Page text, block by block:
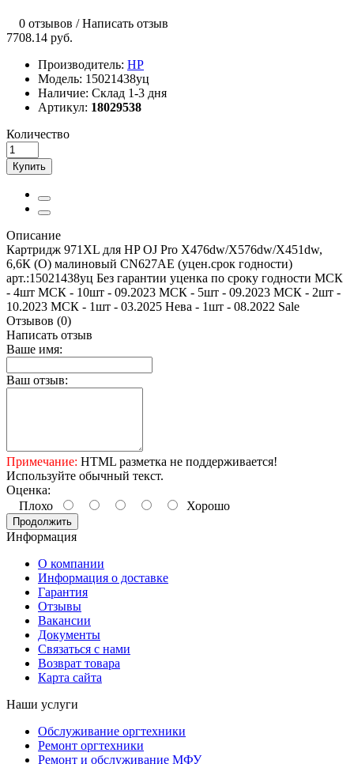
0 отзывов /Написать отзыв
7708.14 руб.
Производитель: HP
Модель: 15021438уц
Наличие: Склад 1-3 дня
Артикул: 18029538
Количество
Купить
Описание
Картридж 971XL для HP OJ Pro X476dw/X576dw/X451dw,
6,6К (O) малиновый CN627AE (уцен.срок годности)
арт.:15021438уц Без гарантии уценка по сроку годности МСК
- 4шт МСК - 10шт - 09.2023 МСК - 5шт - 09.2023 МСК - 2шт -
10.2023 МСК - 1шт - 03.2025 Нева - 1шт - 08.2022 Sale
Отзывов (0)
Написать отзыв
Ваше имя:
Ваш отзыв:
Примечание: HTML разметка не поддерживается!
Используйте обычный текст.
Оценка:
Плохо
Хорошо
Продолжить
Информация
О компании
Информация о доставке
Гарантия
Отзывы
Вакансии
Документы
Связаться с нами
Возврат товара
Карта сайта
Наши услуги
Обслуживание оргтехники
Ремонт оргтехники
Ремонт и обслуживание МФУ